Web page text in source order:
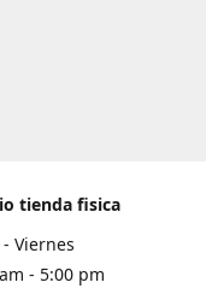
tienda fisica
Viernes
- 5:00 pm